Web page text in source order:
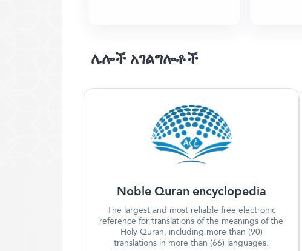
ሌሎች አገልግሎቶች
Noble Quran encyclopedia
The largest and most reliable free electronic
reference for translations of the meanings of the
Holy Quran, including more than (90)
translations in more than (66) languages.